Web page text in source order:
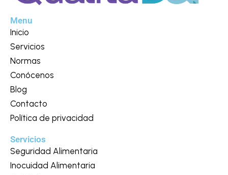
Menu
Inicio
Servicios
Normas
Conócenos
Blog
Contacto
Política de privacidad
Servicios
Seguridad Alimentaria
Inocuidad Alimentaria